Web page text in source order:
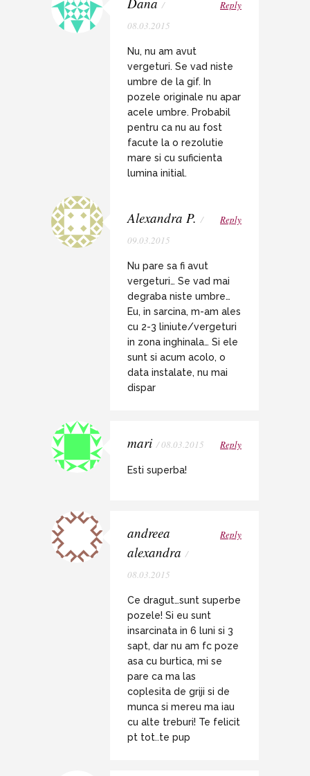
/
08.03.2015
Reply
Nu, nu am avut
vergeturi. Se vad niste
umbre de la gif. In
pozele originale nu apar
acele umbre. Probabil
pentru ca nu au fost
facute la o rezolutie
mare si cu suficienta
lumina initial.
Alexandra P. /
09.03.2015
Reply
Nu pare sa fi avut
vergeturi… Se vad mai
degraba niste umbre…
Eu, in sarcina, m-am ales
cu 2-3 liniute/vergeturi
in zona inghinala… Si ele
sunt si acum acolo, o
data instalate, nu mai
dispar
mari / 08.03.2015 Reply
Esti superba!
andreea
alexandra /
08.03.2015
Reply
Ce dragut…sunt superbe
pozele! Si eu sunt
insarcinata in 6 luni si 3
sapt, dar nu am fc poze
asa cu burtica, mi se
pare ca ma las
coplesita de griji si de
munca si mereu ma iau
cu alte treburi! Te felicit
pt tot..te pup